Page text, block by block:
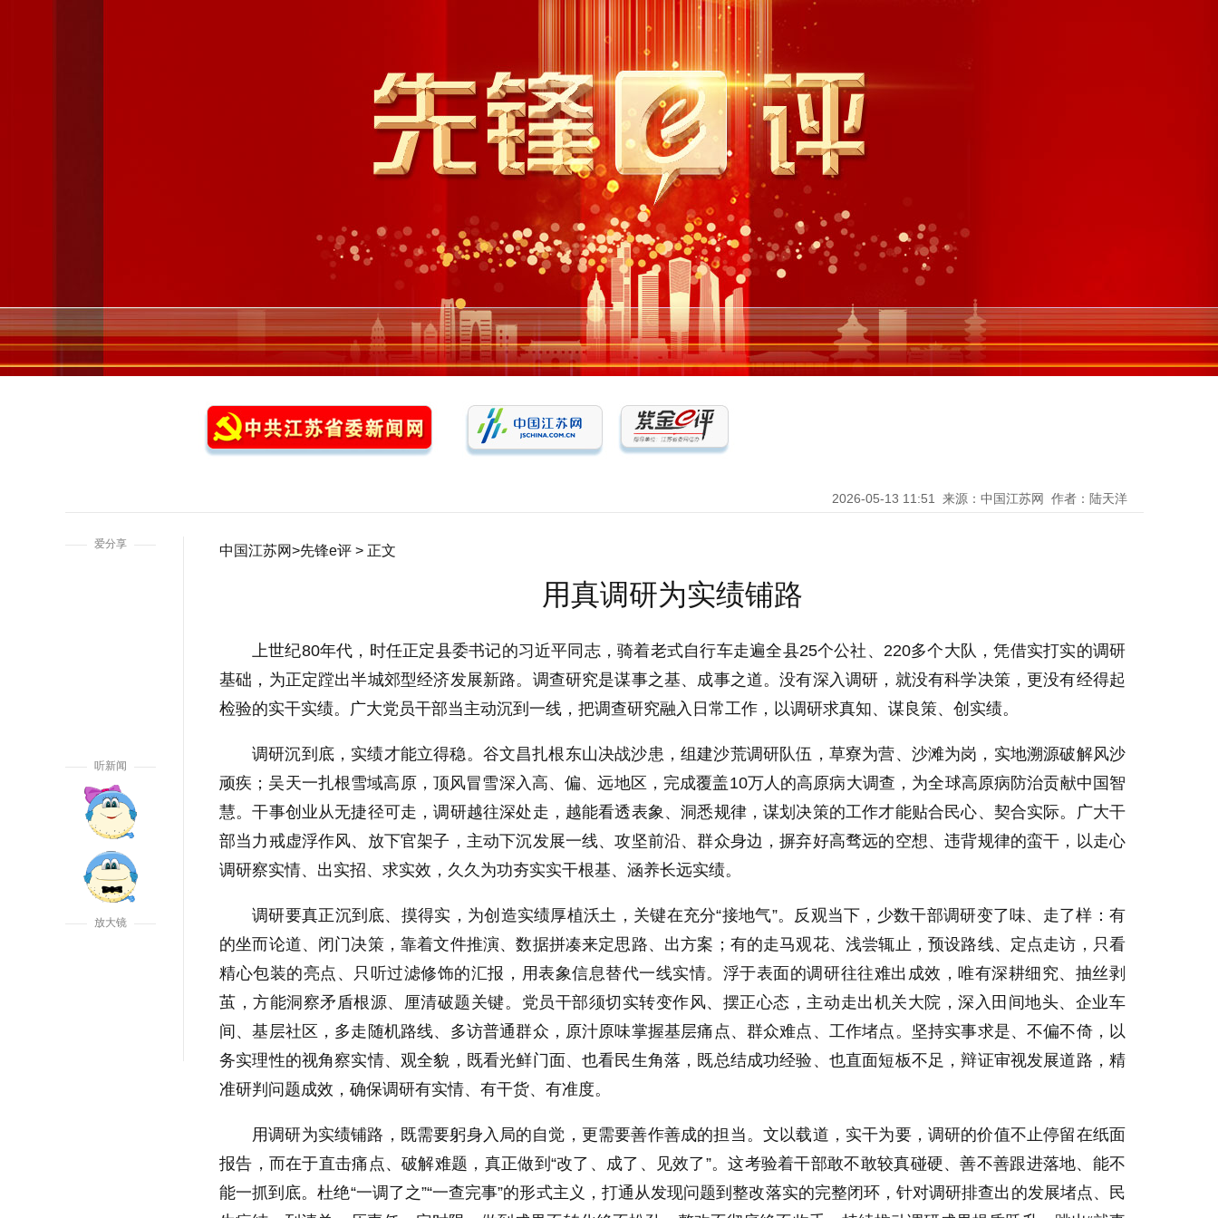
2026-05-13 11:51 来源：中国江苏网 作者：陆天洋
爱分享
听新闻
放大镜
中国江苏网>先锋e评 > 正文
用真调研为实绩铺路
上世纪80年代，时任正定县委书记的习近平同志，骑着老式自行车走遍全县25个公社、220多个大队，凭借实打实的调研
基础，为正定蹚出半城郊型经济发展新路。调查研究是谋事之基、成事之道。没有深入调研，就没有科学决策，更没有经得起
检验的实干实绩。广大党员干部当主动沉到一线，把调查研究融入日常工作，以调研求真知、谋良策、创实绩。
调研沉到底，实绩才能立得稳。谷文昌扎根东山决战沙患，组建沙荒调研队伍，草寮为营、沙滩为岗，实地溯源破解风沙
顽疾；吴天一扎根雪域高原，顶风冒雪深入高、偏、远地区，完成覆盖10万人的高原病大调查，为全球高原病防治贡献中国智
慧。干事创业从无捷径可走，调研越往深处走，越能看透表象、洞悉规律，谋划决策的工作才能贴合民心、契合实际。广大干
部当力戒虚浮作风、放下官架子，主动下沉发展一线、攻坚前沿、群众身边，摒弃好高骛远的空想、违背规律的蛮干，以走心
调研察实情、出实招、求实效，久久为功夯实实干根基、涵养长远实绩。
调研要真正沉到底、摸得实，为创造实绩厚植沃土，关键在充分“接地气”。反观当下，少数干部调研变了味、走了样：有
的坐而论道、闭门决策，靠着文件推演、数据拼凑来定思路、出方案；有的走马观花、浅尝辄止，预设路线、定点走访，只看
精心包装的亮点、只听过滤修饰的汇报，用表象信息替代一线实情。浮于表面的调研往往难出成效，唯有深耕细究、抽丝剥
茧，方能洞察矛盾根源、厘清破题关键。党员干部须切实转变作风、摆正心态，主动走出机关大院，深入田间地头、企业车
间、基层社区，多走随机路线、多访普通群众，原汁原味掌握基层痛点、群众难点、工作堵点。坚持实事求是、不偏不倚，以
务实理性的视角察实情、观全貌，既看光鲜门面、也看民生角落，既总结成功经验、也直面短板不足，辩证审视发展道路，精
准研判问题成效，确保调研有实情、有干货、有准度。
用调研为实绩铺路，既需要躬身入局的自觉，更需要善作善成的担当。文以载道，实干为要，调研的价值不止停留在纸面
报告，而在于直击痛点、破解难题，真正做到“改了、成了、见效了”。这考验着干部敢不敢较真碰硬、善不善跟进落地、能不
能一抓到底。杜绝“一调了之”“一查完事”的形式主义，打通从发现问题到整改落实的完整闭环，针对调研排查出的发展堵点、民